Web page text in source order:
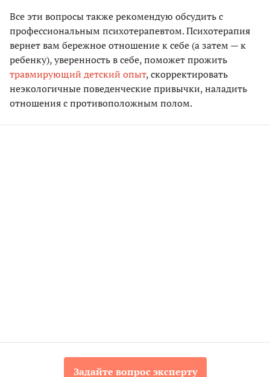
Все эти вопросы также рекомендую обсудить с
профессиональным психотерапевтом. Психотерапия
вернет вам бережное отношение к себе (а затем — к
ребенку), уверенность в себе, поможет прожить
травмирующий детский опыт, скорректировать
неэкологичные поведенческие привычки, наладить
отношения с противоположным полом.
Задайте вопрос эксперту